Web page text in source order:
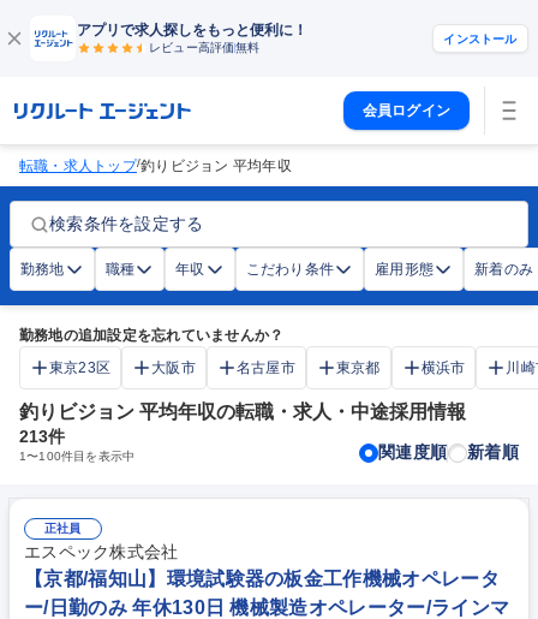
アプリで求人探しをもっと便利に！
レビュー高評価無料
インストール
会員ログイン
転職・求人トップ/釣りビジョン 平均年収
検索条件を設定する
勤務地 職種 年収 こだわり条件 雇用形態 新着のみ
勤務地の追加設定を忘れていませんか？
東京23区
大阪市 名古屋市 東京都 横浜市 川
釣りビジョン 平均年収の転職・求人・中途採用情報
213件
1〜100件目を表示中 関連度順 新着順
正社員
エスペック株式会社
【京都/福知山】環境試験器の板金工作機械オペレータ
ー/日勤のみ 年休130日 機械製造オペレーター/ラインマ